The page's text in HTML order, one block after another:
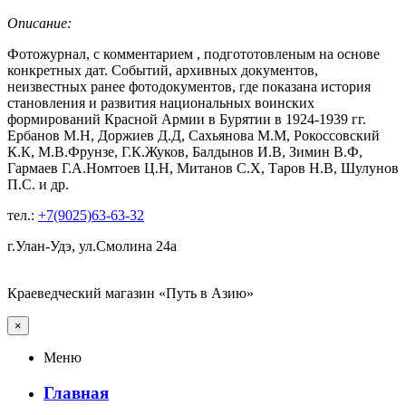
Описание:
Фотожурнал, с комментарием , подгототовленым на основе
конкретных дат. Событий, архивных документов,
неизвестных ранее фотодокументов, где показана история
становления и развития национальных воинских
формирований Красной Армии в Бурятии в 1924-1939 гг.
Ербанов М.Н, Доржиев Д.Д, Сахьянова М.М, Рокоссовский
К.К, М.В.Фрунзе, Г.К.Жуков, Балдынов И.В, Зимин В.Ф,
Гармаев Г.А.Номтоев Ц.Н, Митанов С.Х, Таров Н.В, Шулунов
П.С. и др.
тел.: +7(9025)63-63-32
г.Улан-Удэ, ул.Смолина 24а
Краеведческий магазин «Путь в Азию»
×
Меню
Главная